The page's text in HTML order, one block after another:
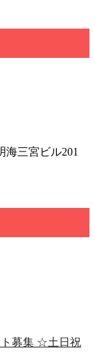
海三宮ビル201
ト募集 ☆土日祝